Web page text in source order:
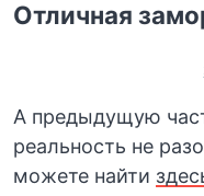
Отличная
А предыдущую
реальность не
можете найти